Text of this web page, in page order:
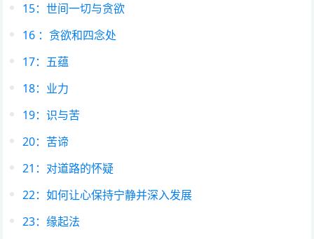
15：世间一切与贪欲
16 ：贪欲和四念处
17：五蕴
18：业力
19：识与苦
20：苦谛
21：对道路的怀疑
22：如何让心保持宁静并深入发展
23：缘起法